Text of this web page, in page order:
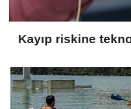
Kayıp riskine